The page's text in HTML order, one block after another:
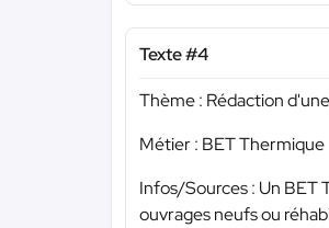
Texte #4
Thème : Rédaction
Métier : BET Thermique
Infos/Sources : Un BET
ouvrages neufs ou